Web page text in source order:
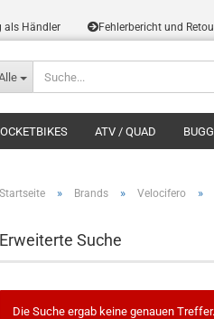
als Händler Fehlerbericht und
ATV / QUAD
Startseite » Brands » Velocifero »
Erweiterte Suche
Die Suche ergab keine genauen Treffer.